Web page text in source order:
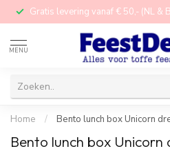
Gratis levering vanaf € 50,- (NL &
MENU
Home / Bento lunch box Unicorn
Bento lunch box Unicorn